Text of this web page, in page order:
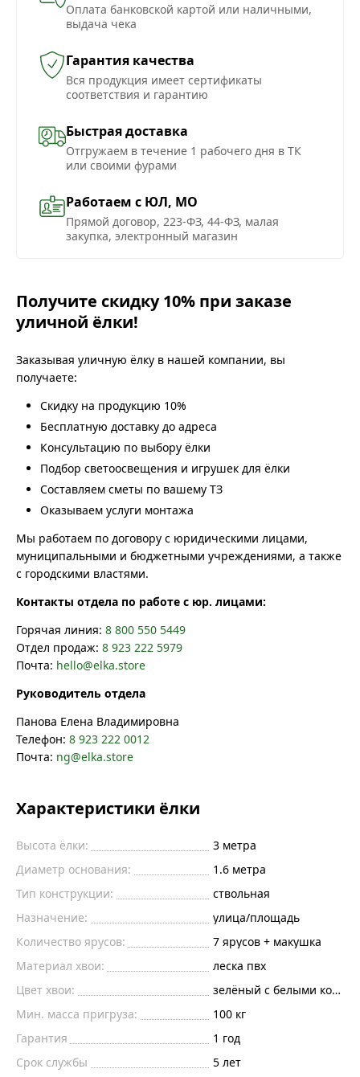
Оплата банковской картой или наличными,
выдача чека
Гарантия качества
Вся продукция имеет сертификаты
соответствия и гарантию
Быстрая доставка
Отгружаем в течение 1 рабочего дня в ТК
или своими фурами
Работаем с ЮЛ, МО
Прямой договор, 223-ФЗ, 44-ФЗ, малая
закупка, электронный магазин
Получите скидку 10% при заказе
уличной ёлки!
Заказывая уличную ёлку в нашей компании, вы
получаете:
Скидку на продукцию 10%
Бесплатную доставку до адреса
Консультацию по выбору ёлки
Подбор светоосвещения и игрушек для ёлки
Составляем сметы по вашему ТЗ
Оказываем услуги монтажа
Мы работаем по договору с юридическими лицами,
муниципальными и бюджетными учреждениями, а также
с городскими властями.
Контакты отдела по работе с юр. лицами:
Горячая линия: 8 800 550 5449
Отдел продаж: 8 923 222 5979
Почта: hello@elka.store
Руководитель отдела
Панова Елена Владимировна
Телефон: 8 923 222 0012
Почта: ng@elka.store
Характеристики ёлки
Высота ёлки: 3 метра
Диаметр основания:
1.6 метра
Тип конструкции:
ствольная
Назначение:
улица/площадь
Количество ярусов:
7 ярусов + макушка
Материал хвои:
леска пвх
Цвет хвои:
зелёный с белыми
Мин. масса пригруза:
100 кг
Гарантия
1 год
Срок службы
5 лет